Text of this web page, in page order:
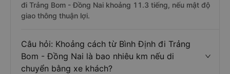
đi Trảng Bom - Đồng Nai khoảng 11.3 tiếng, nếu mật độ
giao thông thuận lợi.
Câu hỏi: Khoảng cách từ Bình Định đi Trảng
Bom - Đồng Nai là bao nhiêu km nếu di
chuyển bằng xe khách?